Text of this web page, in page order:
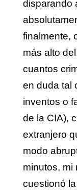
disparando
finalmente,
más alto
cuantos
en duda tal
inventos o
de la CIA),
extranjero
modo
minutos, mi
cuestionó